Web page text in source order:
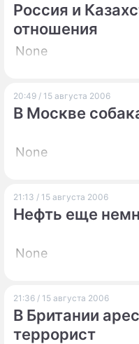
Россия и
отношения
None
20:49 / 15 августа 2006
В Москве
None
21:13 / 15 августа 2006
Нефть еще
None
21:36 / 15 августа 2006
В Британии
террорист